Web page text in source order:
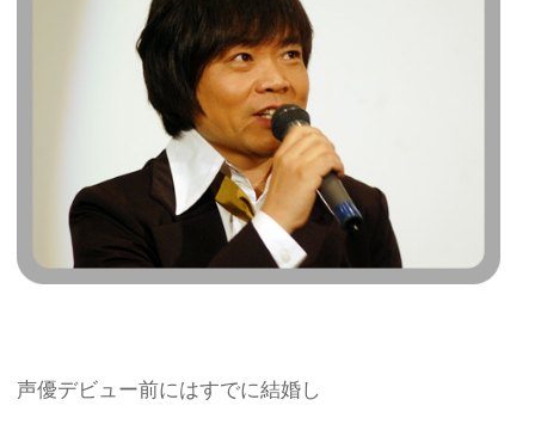
声優デビュー前にはすでに結婚し